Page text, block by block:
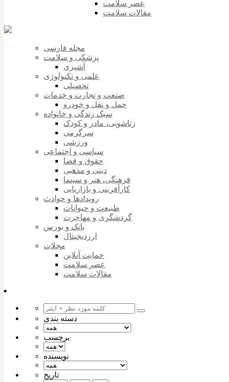
عصر سلامت
مقالات سلامت
مجله فارسی
پزشکی و سلامت
آشپزی
علمی و تکنولوژی
تحصیلی
صنعت و تجارت و خدمات
حمل و نقل و خودرو
سبک زندگی و خانواده
زناشویی، مادر و کودک
سرگرمی
ورزشی
سیاسی و اجتماعی
حقوق و قضا
دینی و مذهبی
فرهنگی، هنر و سینما
کارآفرینی و بازاریابی
رویدادها و حوادث
طبیعت و حیوانات
گردشگری و مهاجرت
بانک و بورس
ارزدیجیتال
مجلات
حمایت آنلاین
عصر سلامت
مقالات سلامت
دسته بندی
برچسب
نویسنده
تاریخ